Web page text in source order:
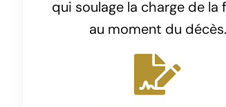
qui soulage la charge de la
au moment du décès.